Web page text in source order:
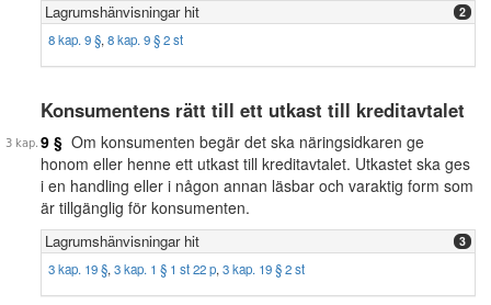
Lagrumshänvisningar hit 2
8 kap. 9 §, 8 kap. 9 § 2 st
Konsumentens rätt till ett utkast till kreditavtalet
9 § Om konsumenten begär det ska näringsidkaren ge
honom eller henne ett utkast till kreditavtalet. Utkastet ska ges
i en handling eller i någon annan läsbar och varaktig form som
är tillgänglig för konsumenten.
Lagrumshänvisningar hit 3
3 kap. 19 §, 3 kap. 1 § 1 st 22 p, 3 kap. 19 § 2 st